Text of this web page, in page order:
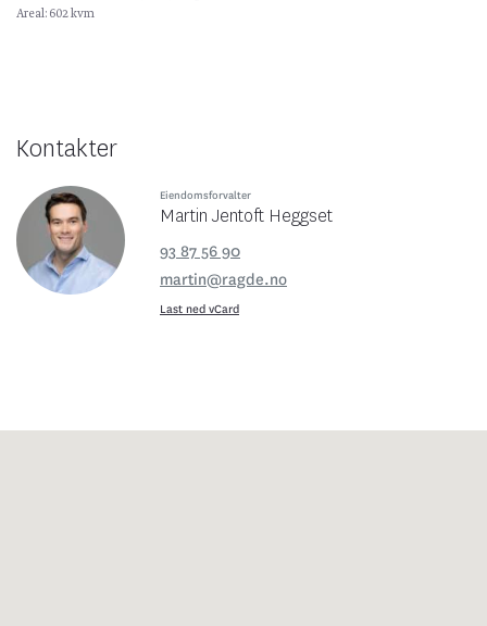
Areal: 602 kvm
Kontakter
Eiendomsforvalter
Martin Jentoft Heggset
93 87 56 90
martin@ragde.no
Last ned vCard